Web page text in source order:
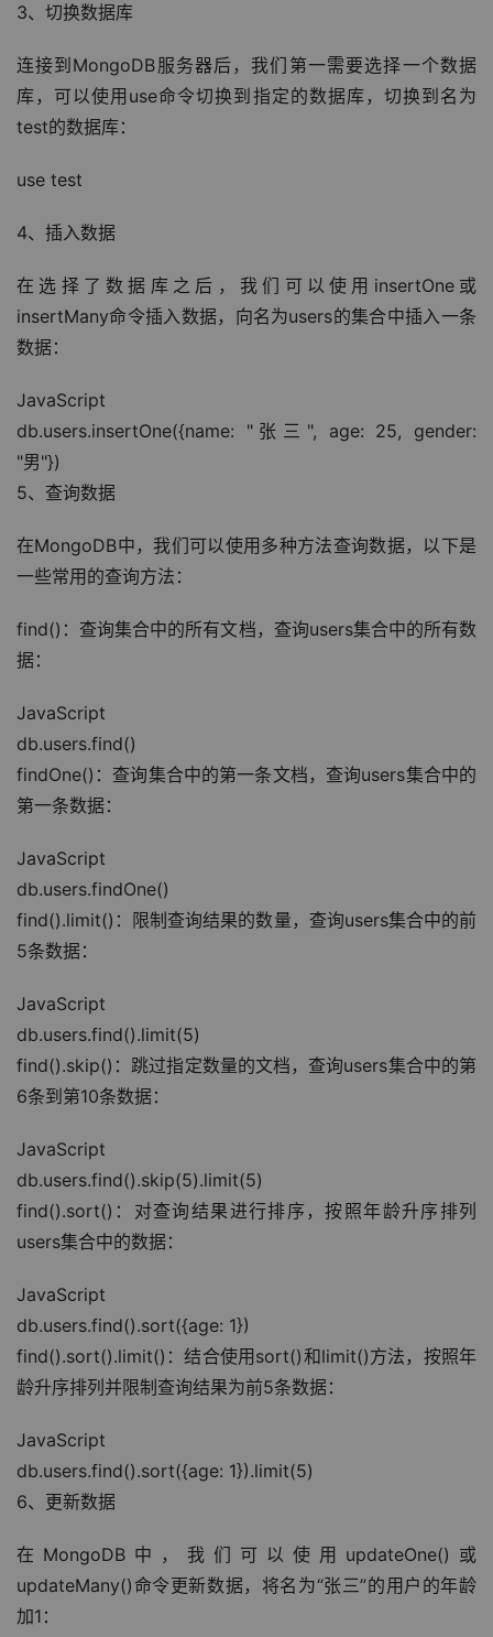
3、切换数据库
连接到MongoDB服务器后，我们第一需要选择一个数据
库，可以使用use命令切换到指定的数据库，切换到名为
test的数据库：
use test
4、插入数据
在选择了数据库之后，我们可以使用insertOne或
insertMany命令插入数据，向名为users的集合中插入一条
数据：
JavaScript
db.users.insertOne({name: "张三", age: 25, gender:
"男"})
5、查询数据
在MongoDB中，我们可以使用多种方法查询数据，以下是
一些常用的查询方法：
find()：查询集合中的所有文档，查询users集合中的所有数
据：
JavaScript
db.users.find()
findOne()：查询集合中的第一条文档，查询users集合中的
第一条数据：
JavaScript
db.users.findOne()
find().limit()：限制查询结果的数量，查询users集合中的前
5条数据：
JavaScript
db.users.find().limit(5)
find().skip()：跳过指定数量的文档，查询users集合中的第
6条到第10条数据：
JavaScript
db.users.find().skip(5).limit(5)
find().sort()：对查询结果进行排序，按照年龄升序排列
users集合中的数据：
JavaScript
db.users.find().sort({age: 1})
find().sort().limit()：结合使用sort()和limit()方法，按照年
龄升序排列并限制查询结果为前5条数据：
JavaScript
db.users.find().sort({age: 1}).limit(5)
6、更新数据
在MongoDB中，我们可以使用updateOne()或
updateMany()命令更新数据，将名为“张三”的用户的年龄
加1：